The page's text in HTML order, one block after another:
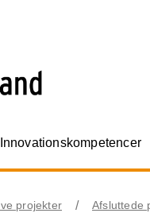
Innovationskompetencer
projekter Afsluttede